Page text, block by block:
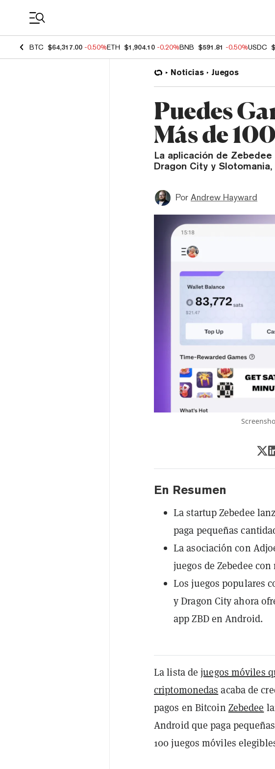
BTC $64,317.00 -0.50%ETH $1,904.10 -0.20%BNB $591.81 -0.50%USDC
Noticias Juegos
Puedes
Más de
La aplicación de
Dragon City y
Por Andrew Hayward
En Resumen
La startup Zebedee
paga pequeñas
La asociación con
juegos de Zebedee
Los juegos populares
y Dragon City ahora
app ZBD en Android.
La lista dejuegos móviles
criptomonedas acaba de
pagos en Bitcoin Zebedee
Android que paga
100 juegos móviles